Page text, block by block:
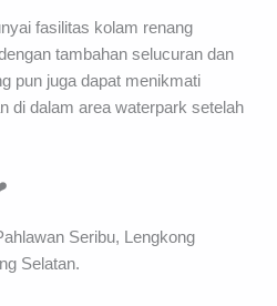
fasilitas kolam renang
tambahan selucuran dan
pun juga dapat menikmati
di dalam area waterpark setelah
Seribu, Lengkong
Selatan.